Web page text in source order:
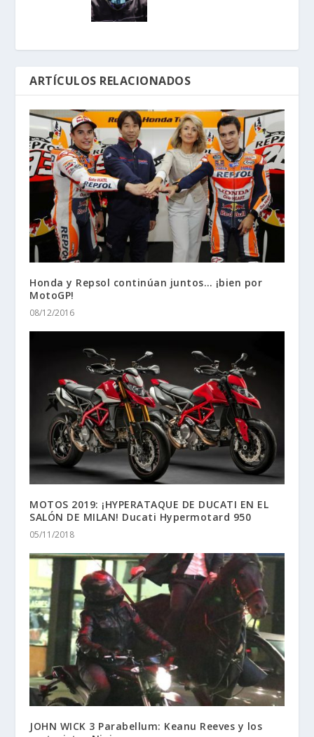
ARTÍCULOS RELACIONADOS
Honda y Repsol continúan juntos… ¡bien por
MotoGP!
08/12/2016
MOTOS 2019: ¡HYPERATAQUE DE DUCATI EN EL
SALÓN DE MILAN! Ducati Hypermotard 950
05/11/2018
JOHN WICK 3 Parabellum: Keanu Reeves y los